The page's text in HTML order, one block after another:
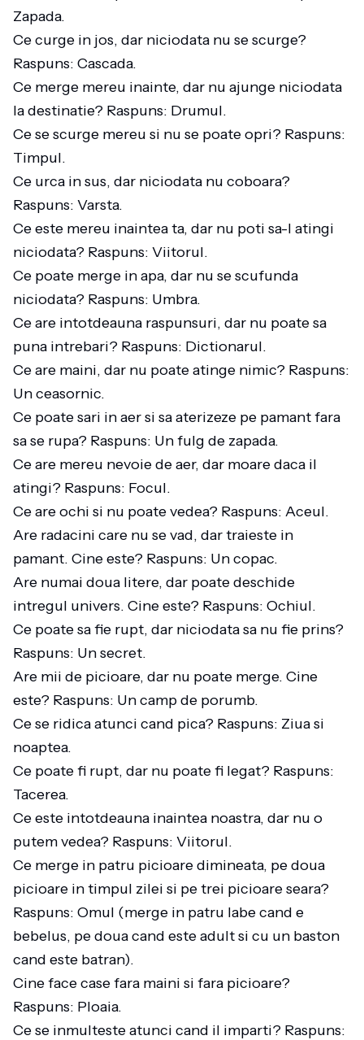
Zapada.
Ce curge in jos, dar niciodata nu se scurge?
Raspuns: Cascada.
Ce merge mereu inainte, dar nu ajunge niciodata
la destinatie? Raspuns: Drumul.
Ce se scurge mereu si nu se poate opri? Raspuns:
Timpul.
Ce urca in sus, dar niciodata nu coboara?
Raspuns: Varsta.
Ce este mereu inaintea ta, dar nu poti sa-l atingi
niciodata? Raspuns: Viitorul.
Ce poate merge in apa, dar nu se scufunda
niciodata? Raspuns: Umbra.
Ce are intotdeauna raspunsuri, dar nu poate sa
puna intrebari? Raspuns: Dictionarul.
Ce are maini, dar nu poate atinge nimic? Raspuns:
Un ceasornic.
Ce poate sari in aer si sa aterizeze pe pamant fara
sa se rupa? Raspuns: Un fulg de zapada.
Ce are mereu nevoie de aer, dar moare daca il
atingi? Raspuns: Focul.
Ce are ochi si nu poate vedea? Raspuns: Aceul.
Are radacini care nu se vad, dar traieste in
pamant. Cine este? Raspuns: Un copac.
Are numai doua litere, dar poate deschide
intregul univers. Cine este? Raspuns: Ochiul.
Ce poate sa fie rupt, dar niciodata sa nu fie prins?
Raspuns: Un secret.
Are mii de picioare, dar nu poate merge. Cine
este? Raspuns: Un camp de porumb.
Ce se ridica atunci cand pica? Raspuns: Ziua si
noaptea.
Ce poate fi rupt, dar nu poate fi legat? Raspuns:
Tacerea.
Ce este intotdeauna inaintea noastra, dar nu o
putem vedea? Raspuns: Viitorul.
Ce merge in patru picioare dimineata, pe doua
picioare in timpul zilei si pe trei picioare seara?
Raspuns: Omul (merge in patru labe cand e
bebelus, pe doua cand este adult si cu un baston
cand este batran).
Cine face case fara maini si fara picioare?
Raspuns: Ploaia.
Ce se inmulteste atunci cand il imparti? Raspuns: